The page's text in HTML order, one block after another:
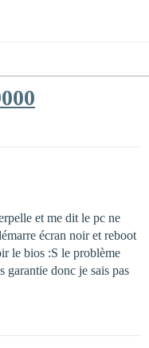
et me dit le pc ne
écran noir et reboot
le bios :S le problème
garantie donc je sais pas